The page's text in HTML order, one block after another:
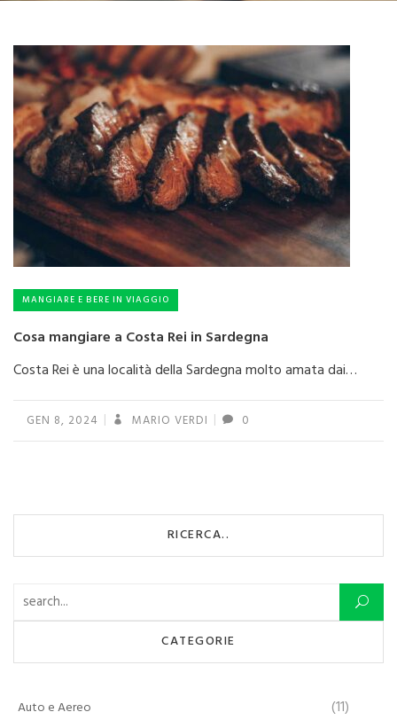
MANGIARE E BERE IN VIAGGIO
Cosa mangiare a Costa Rei in Sardegna
Costa Rei è una località della Sardegna molto amata dai…
GEN 8, 2024 MARIO VERDI 0
RICERCA..
CATEGORIE
Auto e Aereo (11)